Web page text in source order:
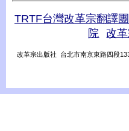
TRTF台灣改革宗翻譯
院
改
改革宗出版社 台北市南京東路四段